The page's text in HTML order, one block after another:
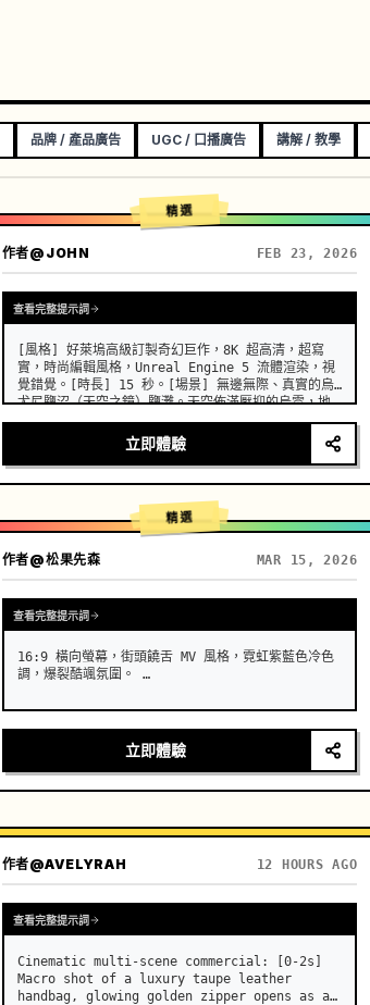
品牌 / 產品廣告 UGC / 口播廣告 講解 / 教學
精選
作者@JOHN FEB 23, 2026
查看完整提示詞
[風格] 好萊塢高級訂製奇幻巨作，8K 超高清，超寫
實，時尚編輯風格，Unreal Engine 5 流體渲染，視
覺錯覺。[時長] 15 秒。[場景] 無邊無際、真實的烏
尤尼鹽沼（天空之鏡）鹽灘。天空佈滿壓抑的烏雲，地
面完美地反射一切，如同鏡子一般，整體畫面呈現極簡
的冷色調。[00:00-00:05] 鏡頭 1：高級訂製入場與
瓷肌。攝影機位置：極低角度仰拍，超長焦鏡頭推近。
動作：一位具有高度辨識度、時尚臉孔的亞洲女模特
兒，在水面上酷酷地行走。效果：她穿的不是布料，而
是一件由流動的、真實的液態青花瓷製成的長裙。隨著
她…
立即體驗
精選
作者@松果先森 MAR 15, 2026
查看完整提示詞
16:9 橫向螢幕，街頭饒舌 MV 風格，霓虹紫藍色冷色
調，爆裂酷颯氛圍。 …
立即體驗
作者@AVELYRAH 12 HOURS AGO
查看完整提示詞
Cinematic multi-scene commercial: [0-2s]
Macro shot of a luxury taupe leather
handbag, glowing golden zipper opens as a